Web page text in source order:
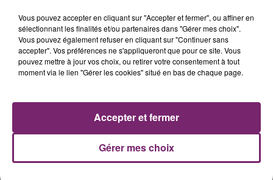
de Frelinghien !
158 pompiers de la région sont
Vous pouvez accepter en cliquant sur "Accepter et fermer", ou affiner en
sélectionnant les finalités et/ou partenaires dans "Gérer mes choix".
Vous pouvez également refuser en cliquant sur "Continuer sans
accepter". Vos préférences ne s'appliqueront que pour ce site. Vous
pouvez mettre à jour vos choix, ou retirer votre consentement à tout
moment via le lien "Gérer les cookies" situé en bas de chaque page.
Gérer mes choix
Accepter et fermer